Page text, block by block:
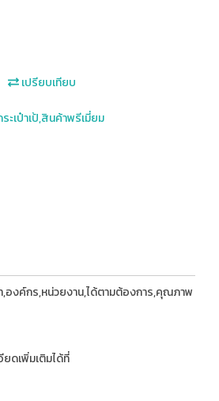
เปรียบเทียบ
ะเป๋าเป้,สินค้าพรีเมี่ยม
องค์กร,หน่วยงาน,ได้ตามต้องการ,คุณภาพ
ดเพิ่มเติมได้ที่